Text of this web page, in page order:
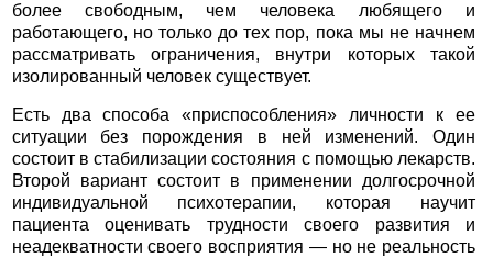
более свободным, чем человека любящего и
работающего, но только до тех пор, пока мы не начнем
рассматривать ограничения, внутри которых такой
изолированный человек существует.
Есть два способа «приспособления» личности к ее
ситуации без порождения в ней изменений. Один
состоит в стабилизации состояния с помощью лекарств.
Второй вариант состоит в применении долгосрочной
индивидуальной психотерапии, которая научит
пациента оценивать трудности своего развития и
неадекватности своего восприятия — но не реальность